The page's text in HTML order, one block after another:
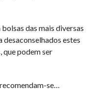
das mais diversas
estes
que podem ser
se…